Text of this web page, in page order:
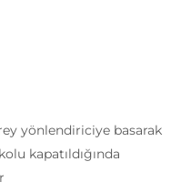
yönlendiriciye basarak
kapatıldığında